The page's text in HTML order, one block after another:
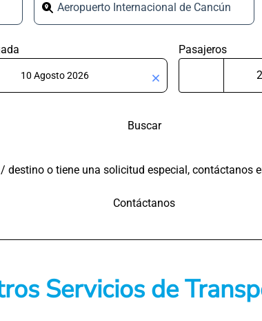
Aeropuerto Internacional de Cancún
Pasajeros
Buscar
destino o tiene una solicitud especial, contáctanos
Contáctanos
Servicios de